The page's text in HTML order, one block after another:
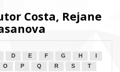
Costa, Rejane
D E F G H
O P Q R S
T